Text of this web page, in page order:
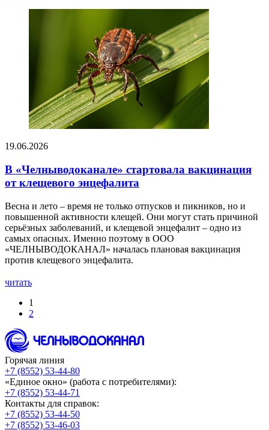
19.06.2026
В «Челныводоканале» стартовала вакцинация
от клещевого энцефалита
Весна и лето – время не только отпусков и пикников, но и
повышенной активности клещей. Они могут стать причиной
серьёзных заболеваний, и клещевой энцефалит – одно из
самых опасных. Именно поэтому в ООО
«ЧЕЛНЫВОДОКАНАЛ» началась плановая вакцинация
против клещевого энцефалита.
читать
1
2
Горячая линия
+7 (8552) 53-44-80
«Единое окно» (работа с потребителями):
+7 (8552) 53-44-71
Контакты для справок:
+7 (8552) 53-44-50
+7 (8552) 53-46-03